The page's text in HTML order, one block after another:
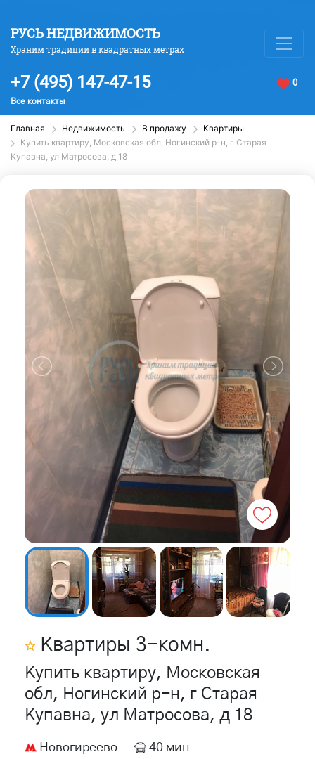
РУСЬ НЕДВИЖИМОСТЬ
Храним традиции в квадратных метрах
+7 (495) 147-47-15
Все контакты
0
Главная Недвижимость В продажу
Квартиры
Купить квартиру, Московская обл, Ногинский р-н, г Старая
Купавна, ул Матросова, д 18
Квартиры 3-комн.
Купить квартиру, Московская
обл, Ногинский р-н, г Старая
Купавна, ул Матросова, д 18
Новогиреево 40 мин